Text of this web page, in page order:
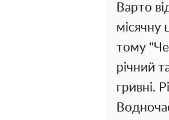
Варто
місячну
тому
річний
гривні.